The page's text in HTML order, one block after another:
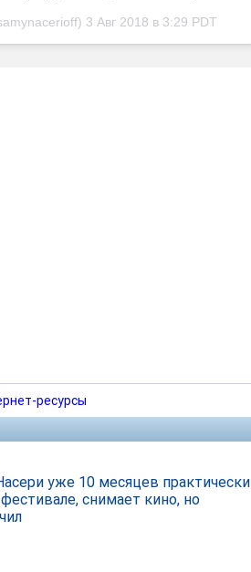
3 Авг 2018 в 3:29 PDT
ресурсы
уже 10 месяцев практически
снимает кино, но